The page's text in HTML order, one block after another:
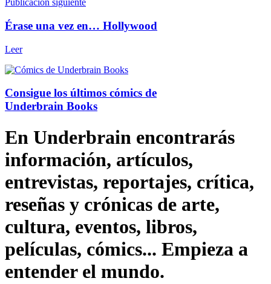
Publicación siguiente
Érase una vez en… Hollywood
Leer
Consigue los últimos cómics de
Underbrain Books
En Underbrain encontrarás
información, artículos,
entrevistas, reportajes, crítica,
reseñas y crónicas de arte,
cultura, eventos, libros,
películas, cómics... Empieza a
entender el mundo.